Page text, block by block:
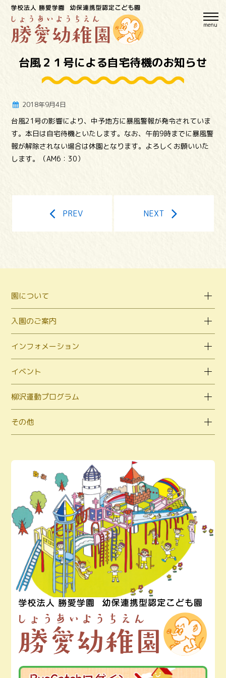
台風２１号による自宅待機のお知らせ
2018年9月4日
台風21号の影響により、中予地方に暴風警報が発令されていま
す。本日は自宅待機といたします。なお、午前9時までに暴風警
報が解除されない場合は休園となります。よろしくお願いいた
します。（AM6：30）
PREV NEXT
園について
入園のご案内
インフォメーション
イベント
柳沢運動プログラム
その他
menu